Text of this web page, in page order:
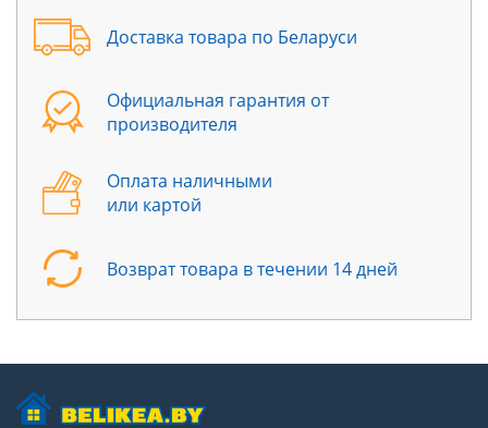
Доставка товара по Беларуси
Официальная гарантия от
производителя
Оплата наличными
или картой
Возврат товара в течении 14 дней